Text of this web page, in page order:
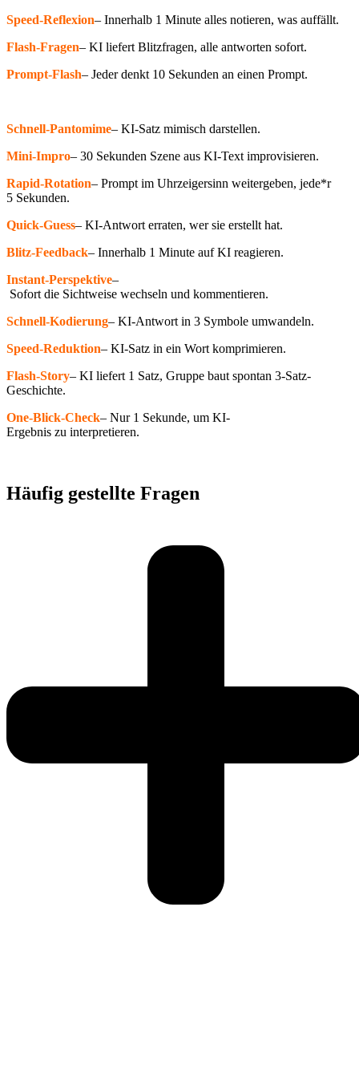
Speed-Reflexion– Innerhalb 1 Minute alles notieren, was auffällt.
Flash-Fragen– KI liefert Blitzfragen, alle antworten sofort.
Prompt-Flash– Jeder denkt 10 Sekunden an einen Prompt.
Schnell-Pantomime– KI-Satz mimisch darstellen.
Mini-Impro– 30 Sekunden Szene aus KI-Text improvisieren.
Rapid-Rotation– Prompt im Uhrzeigersinn weitergeben, jede*r
5 Sekunden.
Quick-Guess– KI-Antwort erraten, wer sie erstellt hat.
Blitz-Feedback– Innerhalb 1 Minute auf KI reagieren.
Instant-Perspektive–
Sofort die Sichtweise wechseln und kommentieren.
Schnell-Kodierung– KI-Antwort in 3 Symbole umwandeln.
Speed-Reduktion– KI-Satz in ein Wort komprimieren.
Flash-Story– KI liefert 1 Satz, Gruppe baut spontan 3-Satz-
Geschichte.
One-Blick-Check– Nur 1 Sekunde, um KI-
Ergebnis zu interpretieren.
Häufig gestellte Fragen